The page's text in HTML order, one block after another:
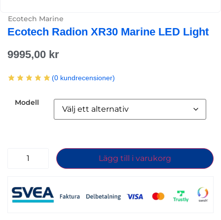
Ecotech Marine
Ecotech Radion XR30 Marine LED Light
9995,00 kr
(0 kundrecensioner)
Modell
Lägg till i varukorg